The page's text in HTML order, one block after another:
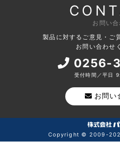
お問い合
製品に対するご意見・ご
お問い合わせ
0256-
受付時間／平日
お問い
Copyright © 2009-